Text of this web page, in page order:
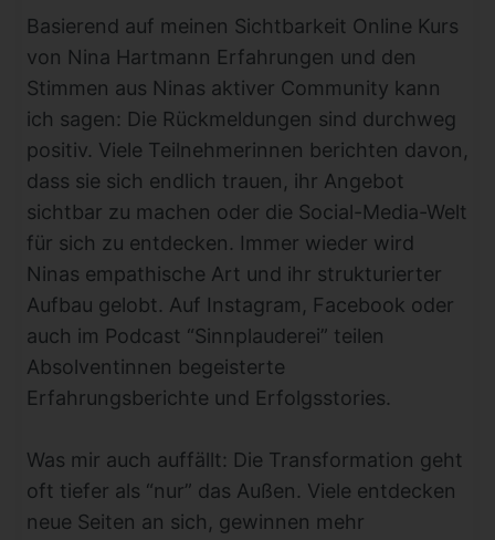
Basierend auf meinen Sichtbarkeit Online Kurs
von Nina Hartmann Erfahrungen und den
Stimmen aus Ninas aktiver Community kann
ich sagen: Die Rückmeldungen sind durchweg
positiv. Viele Teilnehmerinnen berichten davon,
dass sie sich endlich trauen, ihr Angebot
sichtbar zu machen oder die Social-Media-Welt
für sich zu entdecken. Immer wieder wird
Ninas empathische Art und ihr strukturierter
Aufbau gelobt. Auf Instagram, Facebook oder
auch im Podcast “Sinnplauderei” teilen
Absolventinnen begeisterte
Erfahrungsberichte und Erfolgsstories.
Was mir auch auffällt: Die Transformation geht
oft tiefer als “nur” das Außen. Viele entdecken
neue Seiten an sich, gewinnen mehr